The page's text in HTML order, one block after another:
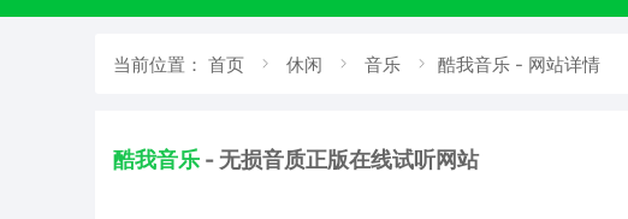
当前位置： 首页 休闲 音乐 酷我音乐 - 网站详情
酷我音乐 - 无损音质正版在线试听网站